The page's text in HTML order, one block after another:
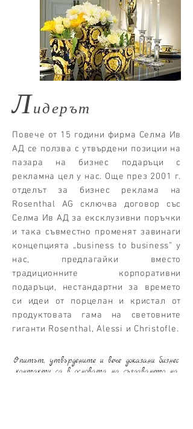
Лидерът
Повече от 15 години фирма Селма Ив
АД се ползва с утвърдени позиции на
пазара на бизнес подаръци с
рекламна цел у нас. Още през 2001 г.
отделът за бизнес реклама на
Rosenthal AG сключва договор със
Селма Ив АД за ексклузивни поръчки
и така съвместно променят завинаги
концепцията „business to business” у
нас, предлагайки вместо
традиционните корпоративни
подаръци, нестандартни за времето
си идеи от порцелан и кристал от
продуктовата гама на световните
гиганти Rosenthal, Аlessi и Christofle.
Опитът, утвърдените и вече доказани бизнес
контакти са в основата на създаването на